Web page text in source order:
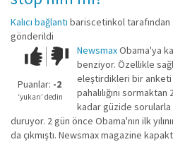
Kalıcı bağlantı bariscetinkoltarafından
gönderildi
Çok iyi!O
kadar
iyi
değil!
Puanlar: -2
‘yukarı’ dedin
NewsmaxObama'ya
benziyor. Özellikle
eleştirdikleri bir anketi
pahalılığını
kadar güzide sorularla
duruyor. 2 gün önce Obama'nın ilk
da çıkmıştı. Newsmax magazine